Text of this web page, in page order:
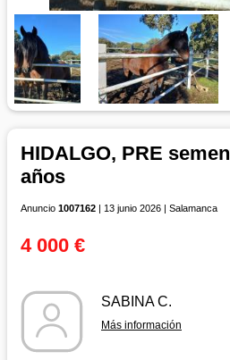
HIDALGO, PRE
años
Anuncio 1007162 | 13 junio 2026 | Salamanca
4 000 €
SABINA C.
Más información